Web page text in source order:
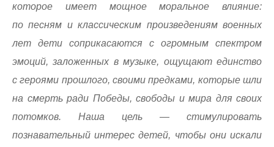
которое имеет мощное моральное влияние:
по песням и классическим произведениям военных
лет дети соприкасаются с огромным спектром
эмоций, заложенных в музыке, ощущают единство
с героями прошлого, своими предками, которые шли
на смерть ради Победы, свободы и мира для своих
потомков. Наша цель — стимулировать
познавательный интерес детей, чтобы они искали